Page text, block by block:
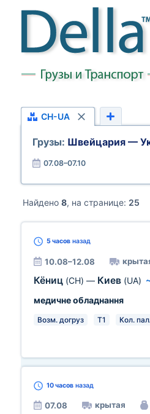
CH-UA
Грузы: Швейцария —
07.08–07.10
Найдено 8, на странице: 25
5 часов назад
10.08–12.08
Кёниц (CH) — Киев (UA)
медичне обладнання
Возм. догруз T1 Кол.
10 часов назад
07.08 крытая